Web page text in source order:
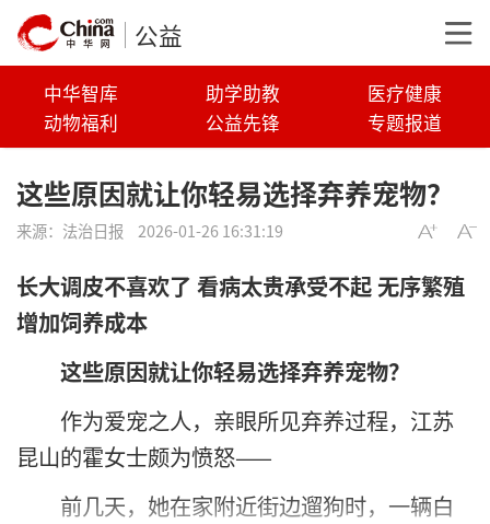
公益
中华智库 助学助教
医疗健康
动物福利
公益先锋 专题报道
这些原因就让你轻易选择弃养宠物？
来源： 法治日报 2026-01-26 16:31:19
长大调皮不喜欢了 看病太贵承受不起 无序繁殖
增加饲养成本
这些原因就让你轻易选择弃养宠物？
作为爱宠之人，亲眼所见弃养过程，江苏
昆山的霍女士颇为愤怒——
前几天，她在家附近街边遛狗时，一辆白